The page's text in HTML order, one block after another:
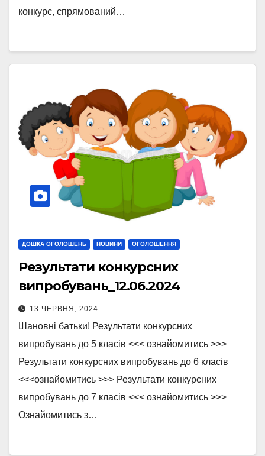
конкурс, спрямований…
ДОШКА ОГОЛОШЕНЬ НОВИНИ ОГОЛОШЕННЯ
Результати конкурсних
випробувань_12.06.2024
13 ЧЕРВНЯ, 2024
Шановні батьки! Результати конкурсних
випробувань до 5 класів <<< ознайомитись >>>
Результати конкурсних випробувань до 6 класів
<<<ознайомитись >>> Результати конкурсних
випробувань до 7 класів <<< ознайомитись >>>
Ознайомитись з…